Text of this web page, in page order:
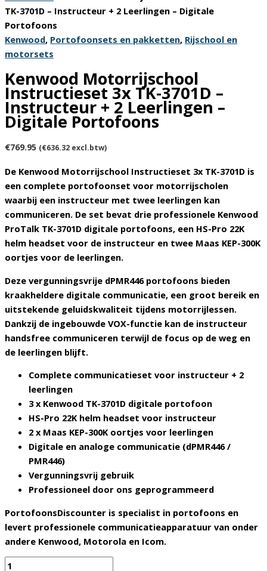
TK-3701D – Instructeur + 2 Leerlingen – Digitale
Portofoons
Kenwood, Portofoonsets en pakketten, Rijschool en
motorsets
Kenwood Motorrijschool
Instructieset 3x TK-3701D –
Instructeur + 2 Leerlingen –
Digitale Portofoons
€769.95 (€636.32 excl.btw)
De Kenwood Motorrijschool Instructieset 3x TK-3701D is
een complete portofoonset voor motorrijscholen
waarbij een instructeur met twee leerlingen kan
communiceren. De set bevat drie professionele Kenwood
ProTalk TK-3701D digitale portofoons, een HS-Pro 22K
helm headset voor de instructeur en twee Maas KEP-300K
oortjes voor de leerlingen.
Deze vergunningsvrije dPMR446 portofoons bieden
kraakheldere digitale communicatie, een groot bereik en
uitstekende geluidskwaliteit tijdens motorrijlessen.
Dankzij de ingebouwde VOX-functie kan de instructeur
handsfree communiceren terwijl de focus op de weg en
de leerlingen blijft.
Complete communicatieset voor instructeur + 2
leerlingen
3 x Kenwood TK-3701D digitale portofoon
HS-Pro 22K helm headset voor instructeur
2 x Maas KEP-300K oortjes voor leerlingen
Digitale en analoge communicatie (dPMR446 /
PMR446)
Vergunningsvrij gebruik
Professioneel door ons geprogrammeerd
PortofoonsDiscounter is specialist in portofoons en
levert professionele communicatieapparatuur van onder
andere Kenwood, Motorola en Icom.
Kenwood